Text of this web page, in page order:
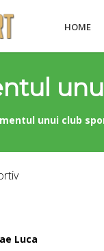
HOME
unui club
Luca